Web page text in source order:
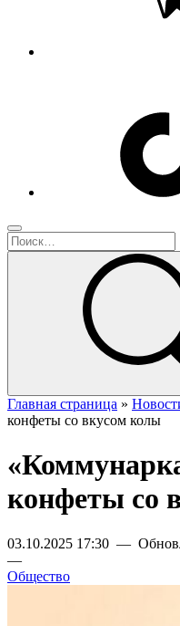
Главная страница »
конфеты со вкусом колы
конфеты со
03.10.2025 17:30 —
—
Общество